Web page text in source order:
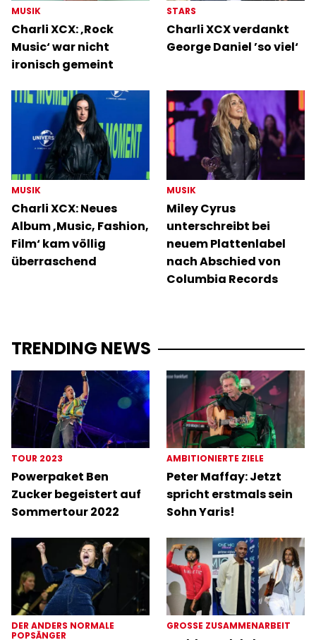
MUSIK
Charli XCX: ‚Rock
Music‘ war nicht
ironisch gemeint
STARS
Charli XCX verdankt
George Daniel ’so viel‘
MUSIK
Charli XCX: Neues
Album ‚Music, Fashion,
Film‘ kam völlig
überraschend
MUSIK
Miley Cyrus
unterschreibt bei
neuem Plattenlabel
nach Abschied von
Columbia Records
TRENDING NEWS
TOUR 2023
Powerpaket Ben
Zucker begeistert auf
Sommertour 2022
AMBITIONIERTE ZIELE
Peter Maffay: Jetzt
spricht erstmals sein
Sohn Yaris!
DER ANDERS NORMALE
POPSÄNGER
GROSSE ZUSAMMENARBEIT